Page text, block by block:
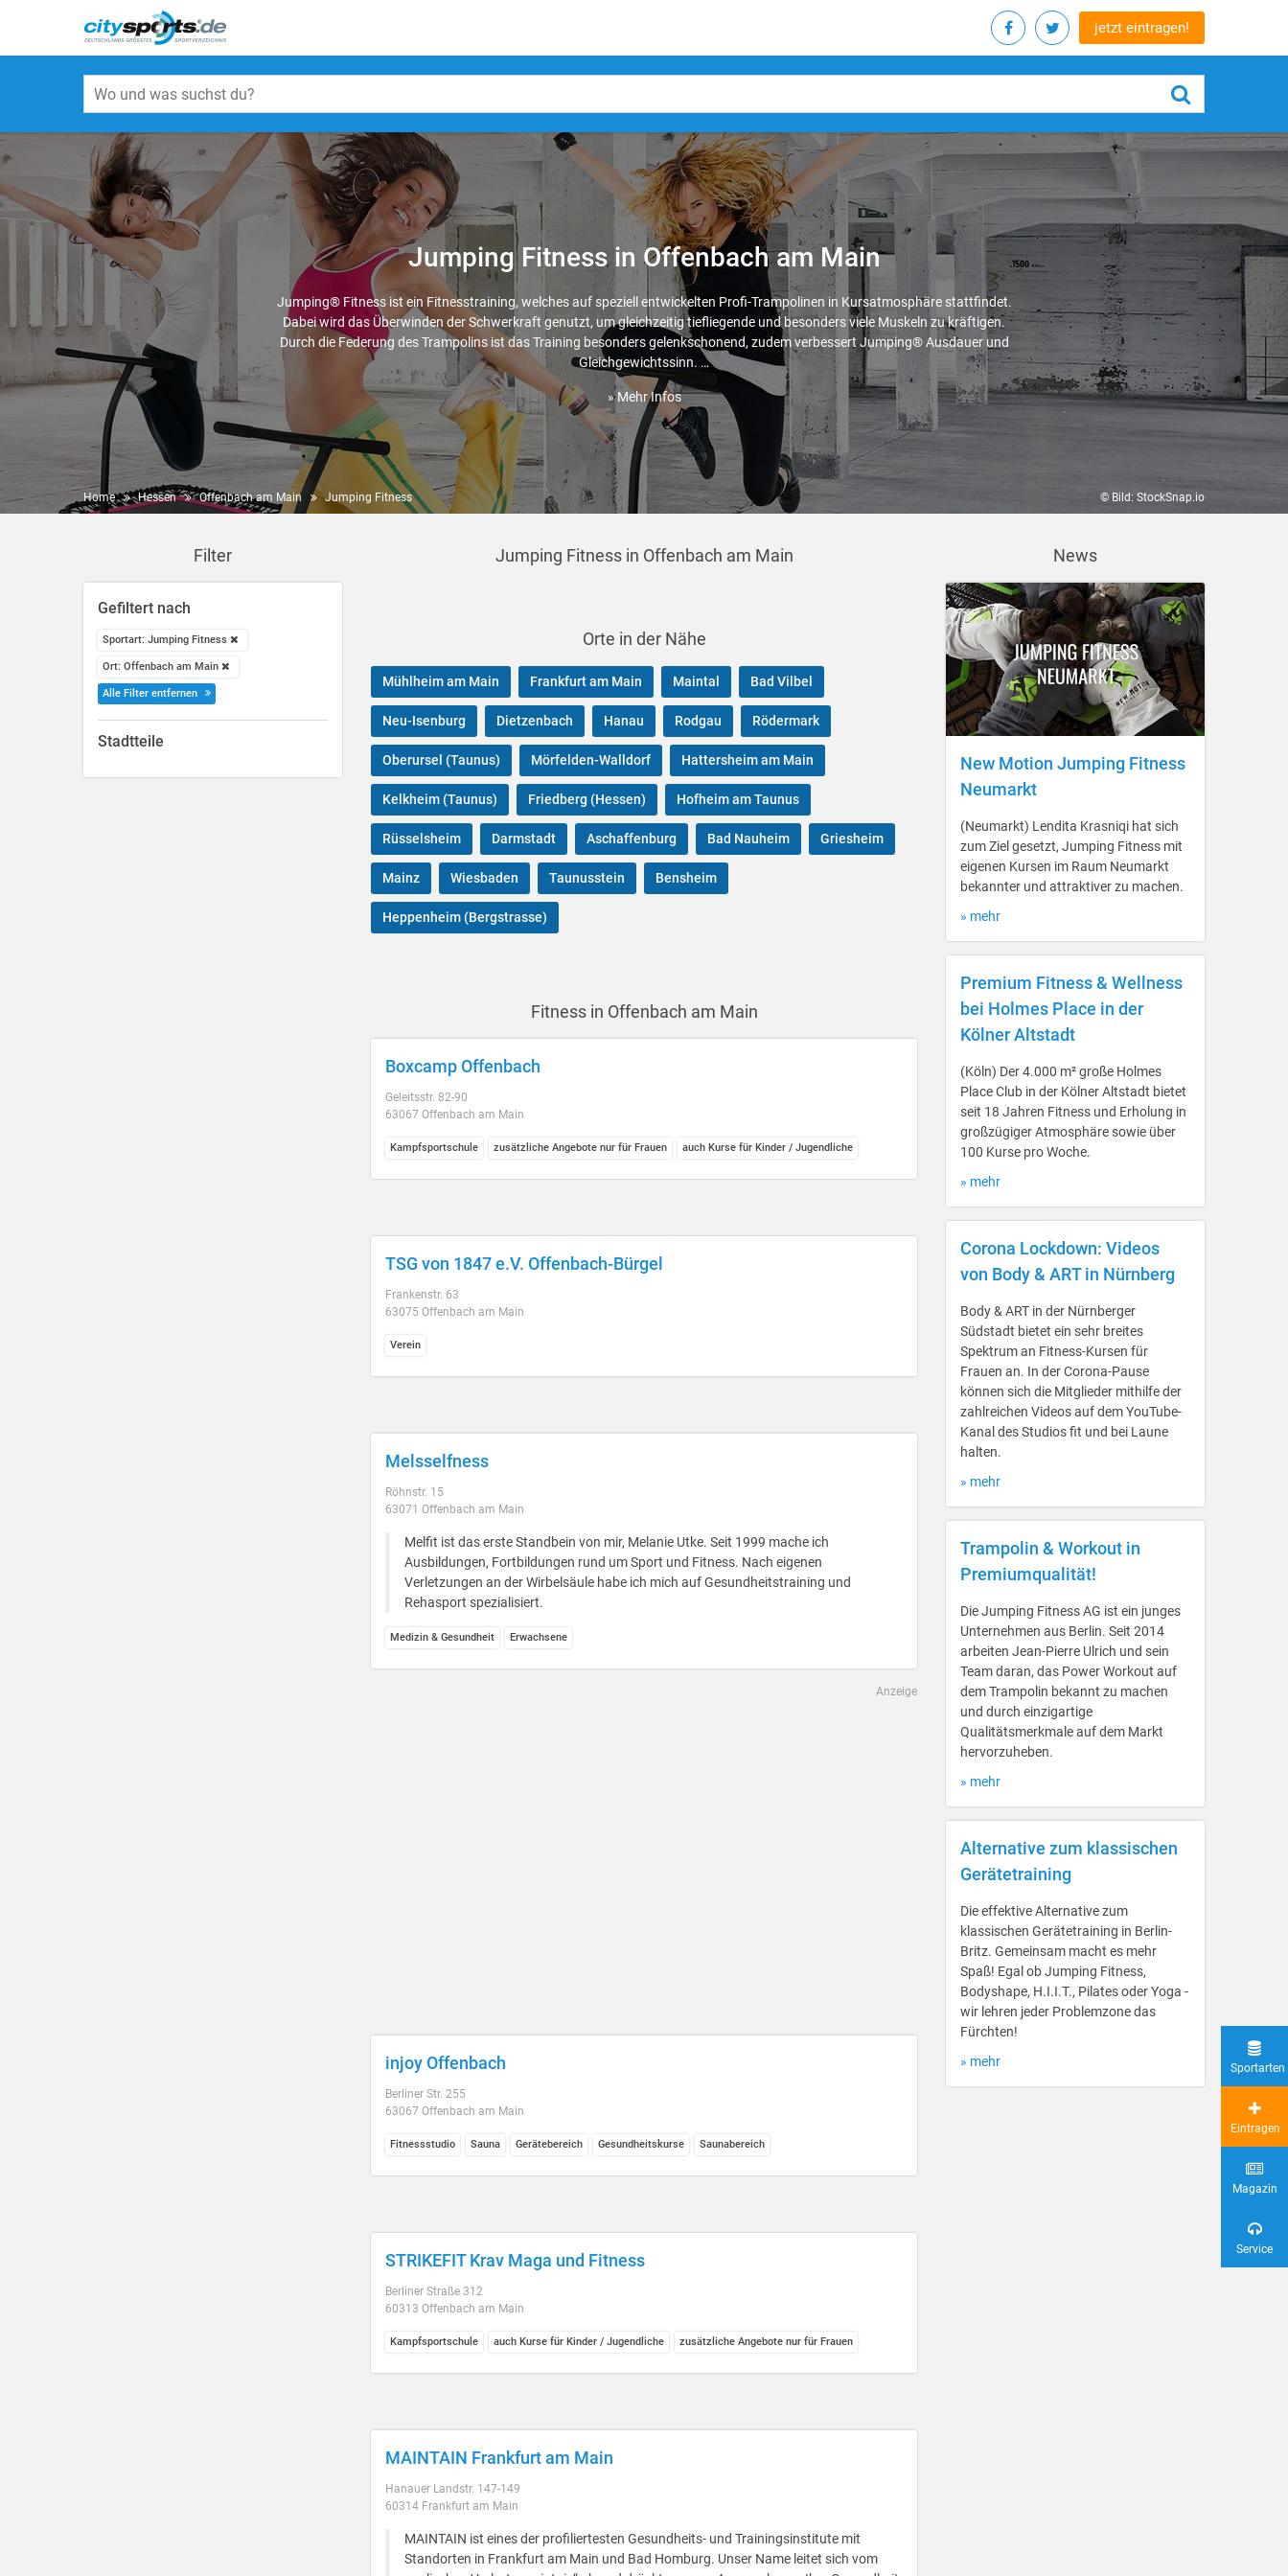
jetzt eintragen!
Jumping Fitness in Offenbach am Main
Jumping® Fitness ist ein Fitnesstraining, welches auf speziell entwickelten Profi-Trampolinen in Kursatmosphäre stattfindet.
Dabei wird das Überwinden der Schwerkraft genutzt, um gleichzeitig tiefliegende und besonders viele Muskeln zu kräftigen.
Durch die Federung des Trampolins ist das Training besonders gelenkschonend, zudem verbessert Jumping® Ausdauer und
Gleichgewichtssinn. …
» Mehr Infos
Home Hessen Offenbach am Main Jumping Fitness © Bild: StockSnap.io
Filter
Gefiltert nach
Sportart: Jumping Fitness
Ort: Offenbach am Main
Alle Filter entfernen
Stadtteile
Jumping Fitness in Offenbach am Main
Orte in der Nähe
Mühlheim am Main Frankfurt am Main Maintal Bad Vilbel
Neu-Isenburg Dietzenbach Hanau Rodgau Rödermark
Oberursel (Taunus) Mörfelden-Walldorf Hattersheim am Main
Kelkheim (Taunus) Friedberg (Hessen) Hofheim am Taunus
Rüsselsheim Darmstadt Aschaffenburg Bad Nauheim Griesheim
Mainz Wiesbaden Taunusstein Bensheim
Heppenheim (Bergstrasse)
Fitness in Offenbach am Main
Boxcamp Offenbach
Geleitsstr. 82-90
63067 Offenbach am Main
Kampfsportschule zusätzliche Angebote nur für Frauen auch Kurse für Kinder / Jugendliche
TSG von 1847 e.V. Offenbach-Bürgel
Frankenstr. 63
63075 Offenbach am Main
Verein
Melsselfness
Röhnstr. 15
63071 Offenbach am Main
Melfit ist das erste Standbein von mir, Melanie Utke. Seit 1999 mache ich
Ausbildungen, Fortbildungen rund um Sport und Fitness. Nach eigenen
Verletzungen an der Wirbelsäule habe ich mich auf Gesundheitstraining und
Rehasport spezialisiert.
Medizin & Gesundheit Erwachsene
Anzeige
injoy Offenbach
Berliner Str. 255
63067 Offenbach am Main
Fitnessstudio Sauna Gerätebereich Gesundheitskurse Saunabereich
STRIKEFIT Krav Maga und Fitness
Berliner Straße 312
60313 Offenbach am Main
Kampfsportschule auch Kurse für Kinder / Jugendliche zusätzliche Angebote nur für Frauen
MAINTAIN Frankfurt am Main
Hanauer Landstr. 147-149
60314 Frankfurt am Main
MAINTAIN ist eines der profiliertesten Gesundheits- und Trainingsinstitute mit
Standorten in Frankfurt am Main und Bad Homburg. Unser Name leitet sich vom
News
New Motion Jumping Fitness
Neumarkt
(Neumarkt) Lendita Krasniqi hat sich
zum Ziel gesetzt, Jumping Fitness mit
eigenen Kursen im Raum Neumarkt
bekannter und attraktiver zu machen.
» mehr
Premium Fitness & Wellness
bei Holmes Place in der
Kölner Altstadt
(Köln) Der 4.000 m² große Holmes
Place Club in der Kölner Altstadt bietet
seit 18 Jahren Fitness und Erholung in
großzügiger Atmosphäre sowie über
100 Kurse pro Woche.
» mehr
Corona Lockdown: Videos
von Body & ART in Nürnberg
Body & ART in der Nürnberger
Südstadt bietet ein sehr breites
Spektrum an Fitness-Kursen für
Frauen an. In der Corona-Pause
können sich die Mitglieder mithilfe der
zahlreichen Videos auf dem YouTube-
Kanal des Studios fit und bei Laune
halten.
» mehr
Trampolin & Workout in
Premiumqualität!
Die Jumping Fitness AG ist ein junges
Unternehmen aus Berlin. Seit 2014
arbeiten Jean-Pierre Ulrich und sein
Team daran, das Power Workout auf
dem Trampolin bekannt zu machen
und durch einzigartige
Qualitätsmerkmale auf dem Markt
hervorzuheben.
» mehr
Alternative zum klassischen
Gerätetraining
Die effektive Alternative zum
klassischen Gerätetraining in Berlin-
Britz. Gemeinsam macht es mehr
Spaß! Egal ob Jumping Fitness,
Bodyshape, H.I.I.T., Pilates oder Yoga -
wir lehren jeder Problemzone das
Fürchten!
» mehr
Sportarten
Eintragen
Magazin
Service